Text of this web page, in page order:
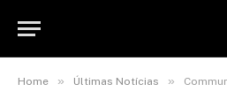
Home » Últimas Notícias » CommuniCore Hall